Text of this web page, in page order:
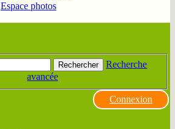
Espace photos
Rechercher
Recherche
avancée
Connexion